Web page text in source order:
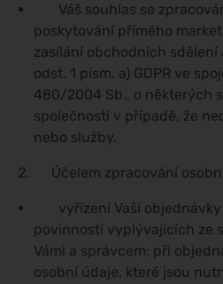
Váš souhlas se
poskytování přímého
zasílání obchodních
odst. 1 písm. a) GDPR ve
480/2004 Sb., o některých
společnosti v případě, že
nebo služby.
Účelem zpracování
vyřízení Vaší objednávky
povinností vyplývajících ze
Vámi a správcem; při
osobní údaje, které jsou